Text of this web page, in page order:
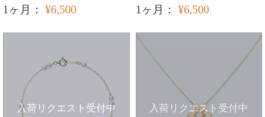
1ヶ月： ¥6,500
1ヶ月： ¥6,500
入荷リクエスト受付中 入荷リクエスト受付中